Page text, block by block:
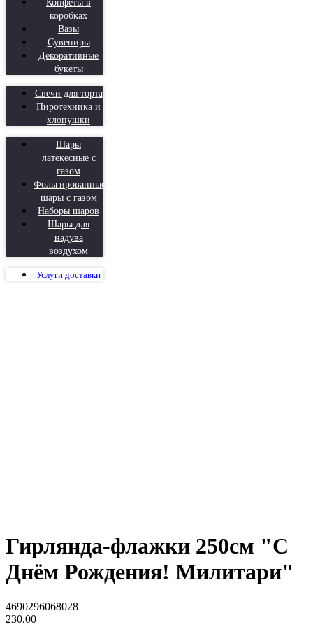
коробках
Вазы
Сувениры
Декоративные
букеты
Свечи для торта
Пиротехника и
хлопушки
Шары
латекесные с
газом
Фольгированные
шары с газом
Наборы шаров
Шары для
надува
воздухом
Услуги доставки
Гирлянда-флажки 250см "С
Днём Рождения! Милитари"
4690296068028
230,00